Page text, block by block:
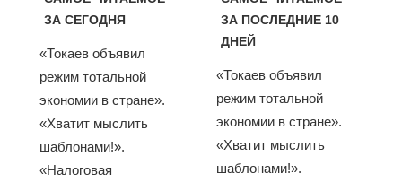
ЗА СЕГОДНЯ
«Токаев объявил
режим тотальной
экономии в стране».
«Хватит мыслить
шаблонами!».
«Налоговая
ЗА ПОСЛЕДНИЕ 10
ДНЕЙ
«Токаев объявил
режим тотальной
экономии в стране».
«Хватит мыслить
шаблонами!».